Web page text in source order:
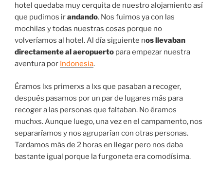
hotel quedaba muy cerquita de nuestro alojamiento así
que pudimos irandando. Nos fuimos ya con las
mochilas y todas nuestras cosas porque no
volveríamos al hotel. Al día siguiente nos llevaban
directamente al aeropuerto para empezar nuestra
aventura por Indonesia.
Éramos lxs primerxs a lxs que pasaban a recoger,
después pasamos por un par de lugares más para
recoger a las personas que faltaban. No éramos
muchxs. Aunque luego, una vez en el campamento, nos
separaríamos y nos agruparían con otras personas.
Tardamos más de 2 horas en llegar pero nos daba
bastante igual porque la furgoneta era comodísima.